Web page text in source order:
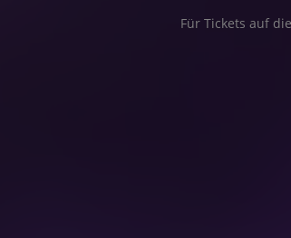
Für Tickets auf